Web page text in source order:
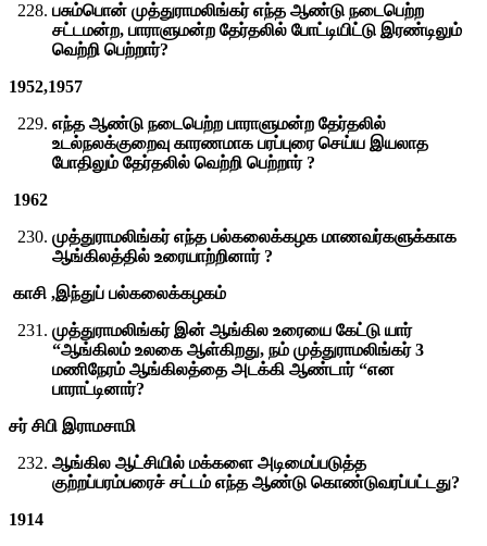
பசும்பொன் முத்துராமலிங்கர் எந்த ஆண்டு நடைபெற்ற
சட்டமன்ற, பாராளுமன்ற தேர்தலில் போட்டியிட்டு இரண்டிலும்
வெற்றி பெற்றார்?
1952,1957
எந்த ஆண்டு நடைபெற்ற பாராளுமன்ற தேர்தலில்
உடல்நலக்குறைவு காரணமாக பரப்புரை செய்ய இயலாத
போதிலும் தேர்தலில் வெற்றி பெற்றார் ?
1962
முத்துராமலிங்கர் எந்த பல்கலைக்கழக மாணவர்களுக்காக
ஆங்கிலத்தில் உரையாற்றினார் ?
காசி ,இந்துப் பல்கலைக்கழகம்
முத்துராமலிங்கர் இன் ஆங்கில உரையை கேட்டு யார்
“ஆங்கிலம் உலகை ஆள்கிறது, நம் முத்துராமலிங்கர் 3
மணிநேரம் ஆங்கிலத்தை அடக்கி ஆண்டார் “என
பாராட்டினார்?
சர் சிபி இராமசாமி
ஆங்கில ஆட்சியில் மக்களை அடிமைப்படுத்த
குற்றப்பரம்பரைச் சட்டம் எந்த ஆண்டு கொண்டுவரப்பட்டது?
1914